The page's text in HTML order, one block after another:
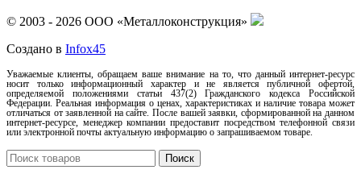
© 2003 - 2026 ООО «Металлоконструкция»
Создано в Infox45
Уважаемые клиенты, обращаем ваше внимание на то, что данный интернет-ресурс
носит только информационный характер и не является публичной офертой,
определяемой положениями статьи 437(2) Гражданского кодекса Российской
Федерации. Реальная информация о ценах, характеристиках и наличие товара может
отличаться от заявленной на сайте. После вашей заявки, сформированной на данном
интернет-ресурсе, менеджер компании предоставит посредством телефонной связи
или электронной почты актуальную информацию о запрашиваемом товаре.
Поиск